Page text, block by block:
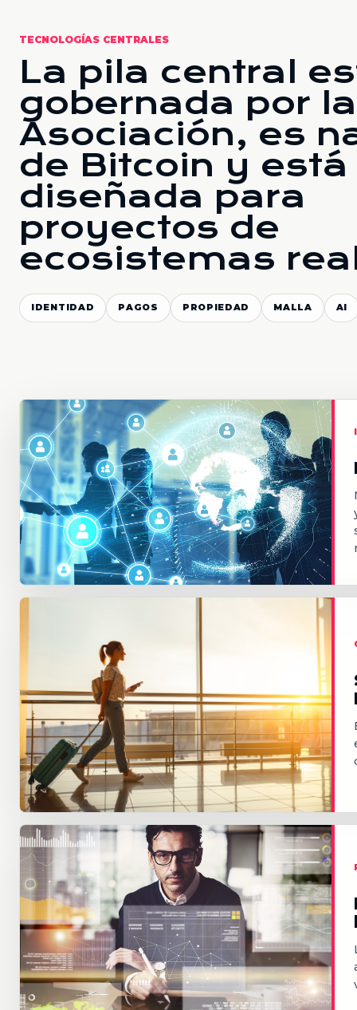
TECNOLOGÍAS CENTRALES
La pila central
gobernada por la
Asociación, es
de Bitcoin y está
diseñada para
proyectos de
ecosistemas
IDENTIDAD PAGOS PROPIEDAD MALLA AI